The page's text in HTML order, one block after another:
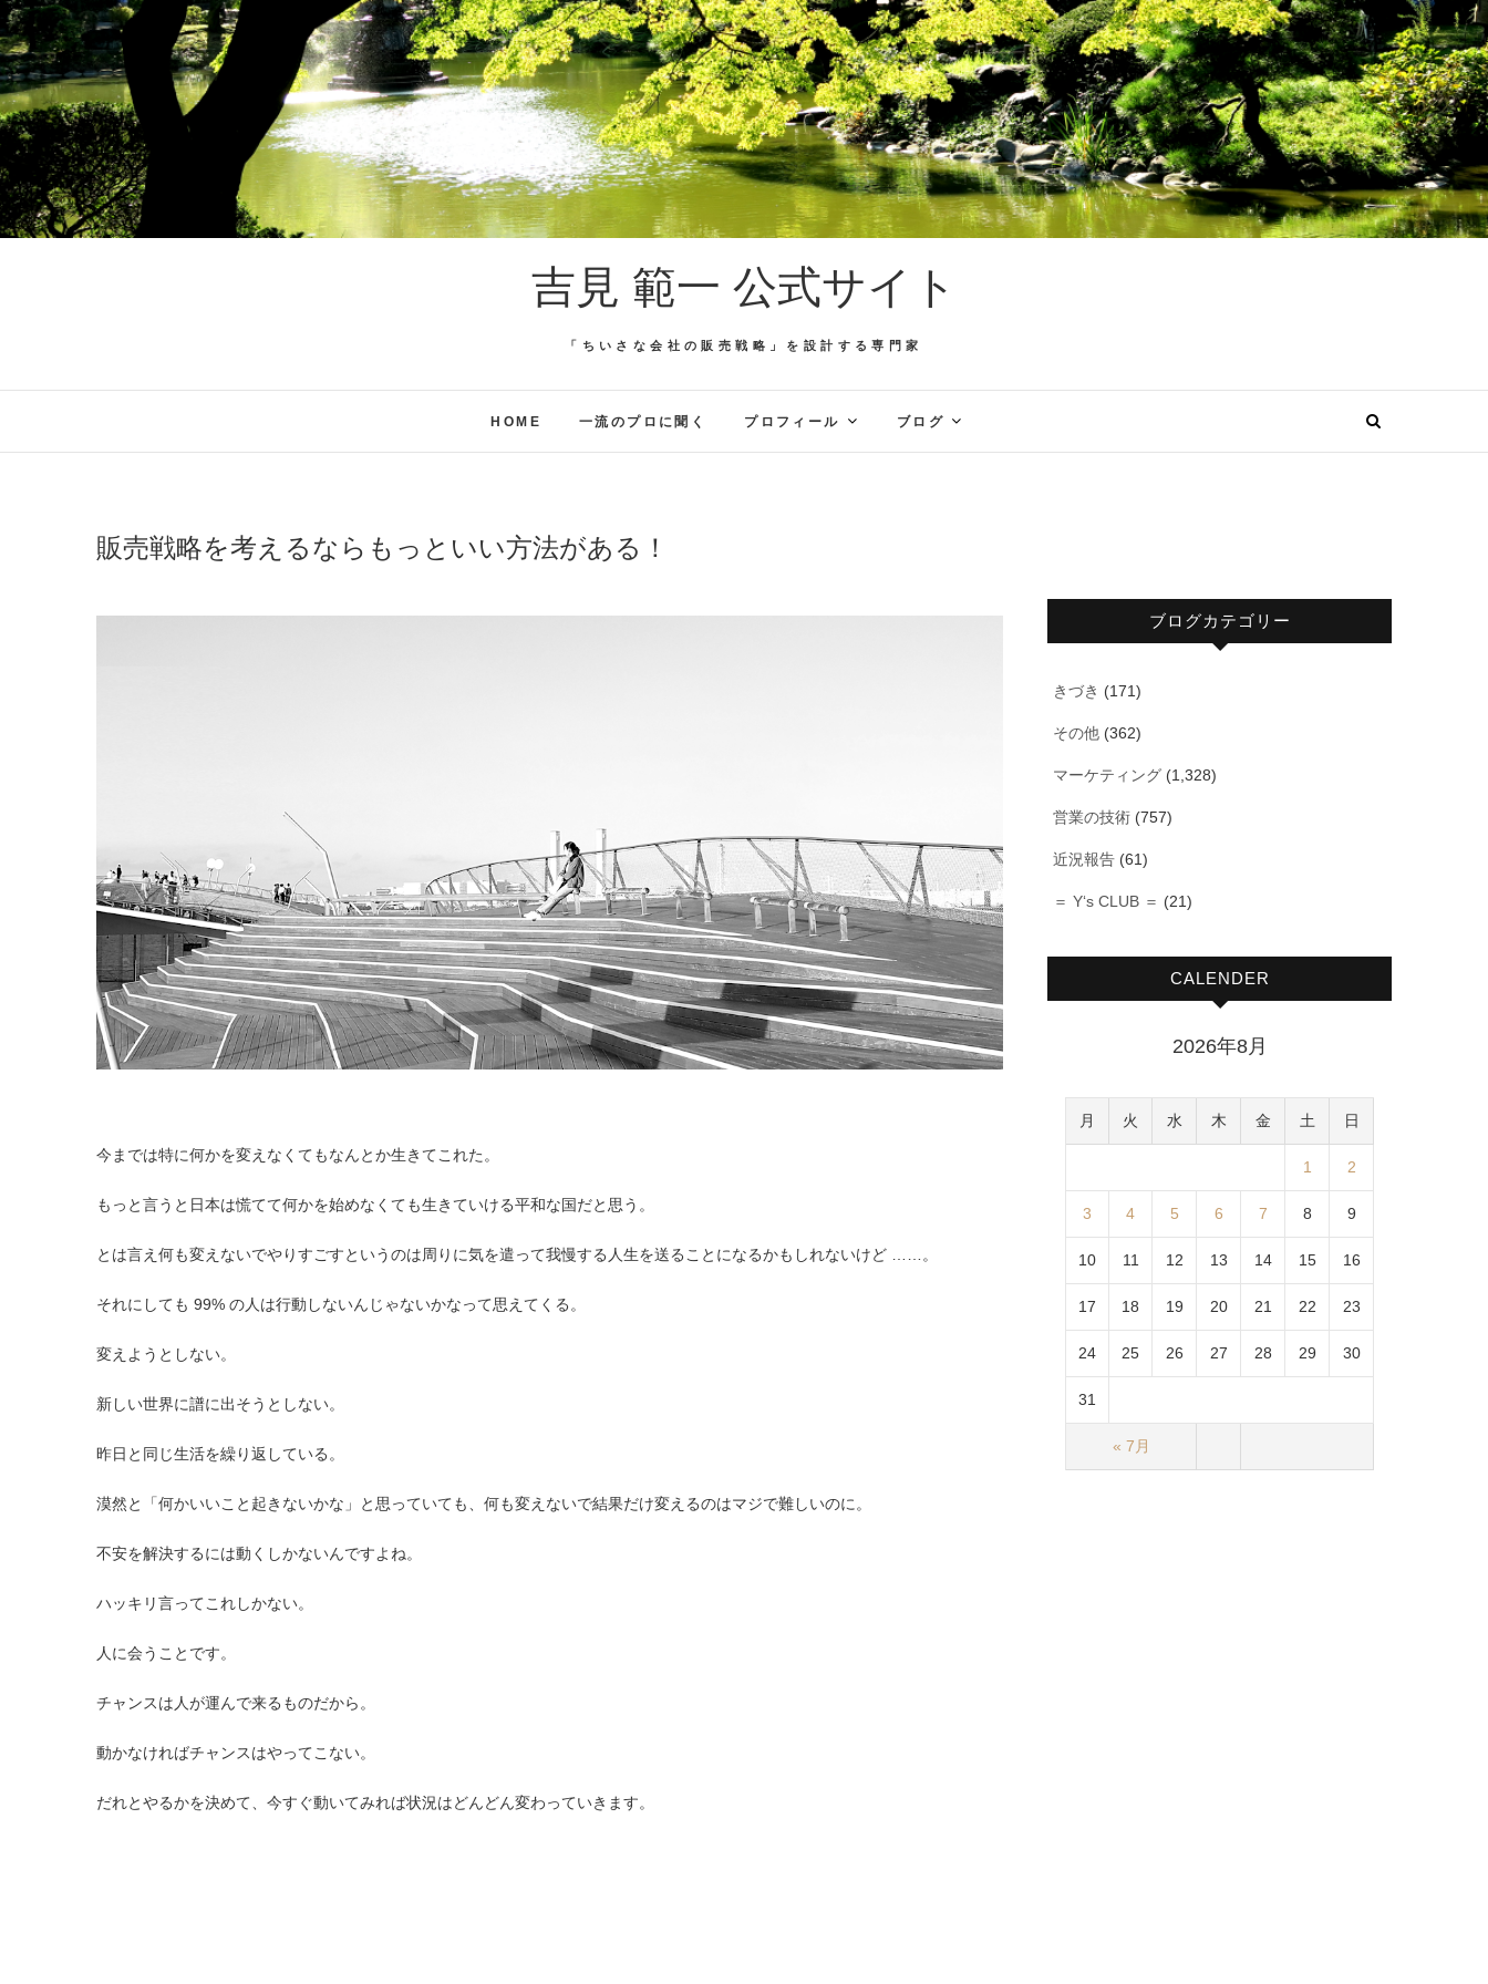
吉見 範一 公式サイト
「ちいさな会社の販売戦略」を設計する専門家
HOME 一流のプロに聞く プロフィール ブログ
販売戦略を考えるならもっといい方法がある！
今までは特に何かを変えなくてもなんとか生きてこれた。
もっと言うと日本は慌てて何かを始めなくても生きていける平和な国だと思う。
とは言え何も変えないでやりすごすというのは周りに気を遣って我慢する人生を送ることになるかもしれないけど ……。
それにしても 99% の人は行動しないんじゃないかなって思えてくる。
変えようとしない。
新しい世界に譜に出そうとしない。
昨日と同じ生活を繰り返している。
漠然と「何かいいこと起きないかな」と思っていても、何も変えないで結果だけ変えるのはマジで難しいのに。
不安を解決するには動くしかないんですよね。
ハッキリ言ってこれしかない。
人に会うことです。
チャンスは人が運んで来るものだから。
動かなければチャンスはやってこない。
だれとやるかを決めて、今すぐ動いてみれば状況はどんどん変わっていきます。
ブログカテゴリー
きづき (171)
その他 (362)
マーケティング (1,328)
営業の技術 (757)
近況報告 (61)
＝ Y‘s CLUB ＝ (21)
CALENDER
2026年8月
月 火 水 木 金 土 日
« 7月
1 2
3 4 5 6 7 8 9
10 11 12 13 14 15 16
17 18 19 20 21 22 23
24 25 26 27 28 29 30
31